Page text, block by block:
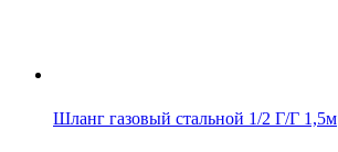
Шланг газовый стальной 1/2 Г/Г 1,5м